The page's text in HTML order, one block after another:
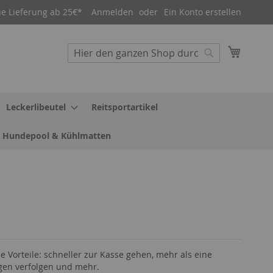
Lieferung ab 25€* Anmelden Ein Konto erstellen
Suche
Leckerlibeutel Reitsportartikel
Hundepool & Kühlmatten
Vorteile: schneller zur Kasse gehen, mehr als eine
verfolgen und mehr.